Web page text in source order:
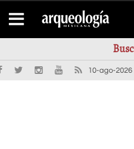
10-ago-2026